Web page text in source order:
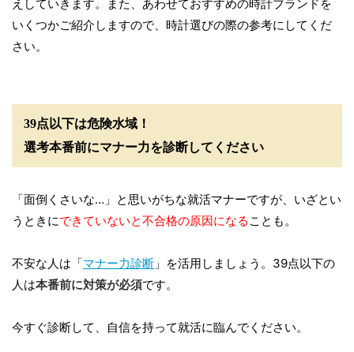
えしていきます。また、あわせておすすめの時計ブランドを
いくつかご紹介しますので、時計選びの際の参考にしてくだ
さい。
39点以下は危険水域！
選考本番前にマナー力を診断してください
「面倒くさいな…」と思いがちな就活マナーですが、いざとい
うときにできていないと不合格の原因になる ことも。
不安な人は「マナー力診断 」を活用しましょう。39点以下の
人は本番前に対策が必須です。
今すぐ診断して、自信を持って就活に臨んでください。